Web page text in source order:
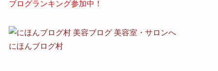
ブログランキング参加中！
にほんブログ村